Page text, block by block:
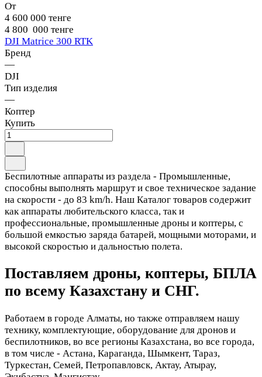
От
4 600 000 тенге
4 800 000 тенге
DJI Matrice 300 RTK
Бренд
—
DJI
Тип изделия
—
Коптер
Купить
Беспилотные аппараты из раздела - Промышленные,
способны выполнять маршрут и свое техническое задание
на скорости - до 83 km/h. Наш Каталог товаров содержит
как аппараты любительского класса, так и
профессиональные, промышленные дроны и коптеры, с
большой емкостью заряда батарей, мощными моторами, и
высокой скоростью и дальностью полета.
Поставляем дроны, коптеры, БПЛА
по всему Казахстану и СНГ.
Работаем в городе Алматы, но также отправляем нашу
технику, комплектующие, оборудование для дронов и
беспилотников, во все регионы Казахстана, во все города,
в том числе - Астана, Караганда, Шымкент, Тараз,
Туркестан, Семей, Петропавловск, Актау, Атырау,